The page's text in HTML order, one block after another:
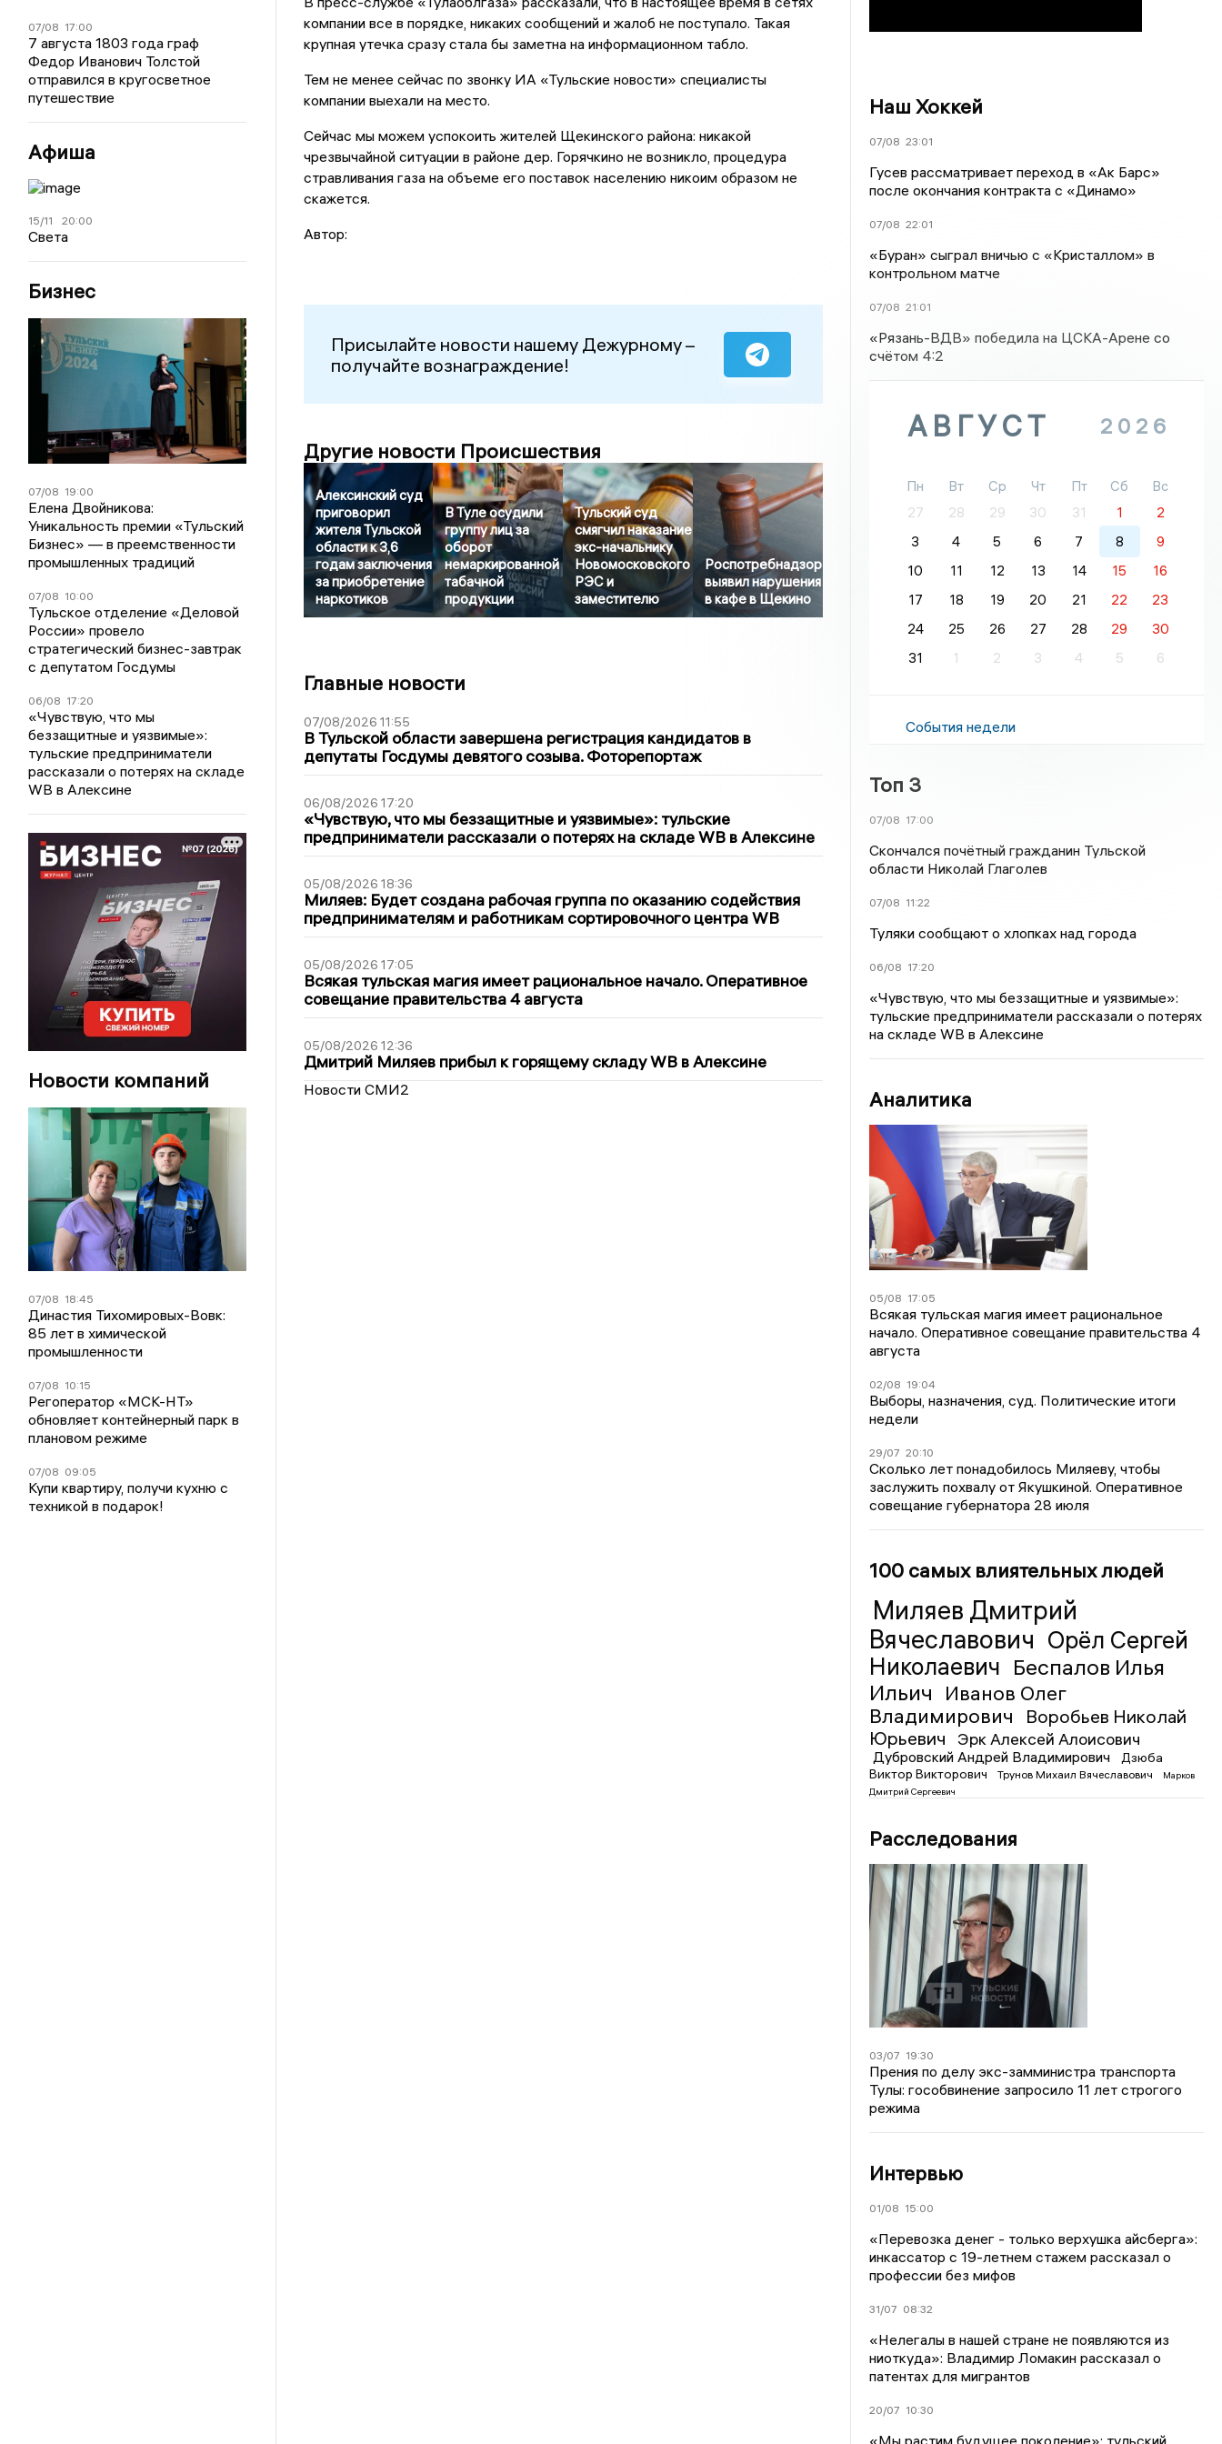
07/08 17:00
7 августа 1803 года граф
Федор Иванович Толстой
отправился в кругосветное
путешествие
Афиша
15/11 20:00
Света
Бизнес
07/08 19:00
Елена Двойникова:
Уникальность премии «Тульский
Бизнес» — в преемственности
промышленных традиций
07/08 10:00
Тульское отделение «Деловой
России» провело
стратегический бизнес-завтрак
с депутатом Госдумы
06/08 17:20
«Чувствую, что мы
беззащитные и уязвимые»:
тульские предприниматели
рассказали о потерях на складе
WB в Алексине
Новости компаний
07/08 18:45
Династия Тихомировых-Вовк:
85 лет в химической
промышленности
07/08 10:15
Регоператор «МСК-НТ»
обновляет контейнерный парк в
плановом режиме
07/08 09:05
Купи квартиру, получи кухню с
техникой в подарок!
компании все в порядке, никаких сообщений и жалоб не поступало. Такая
крупная утечка сразу стала бы заметна на информационном табло.
Тем не менее сейчас по звонку ИА «Тульские новости» специалисты
компании выехали на место.
Сейчас мы можем успокоить жителей Щекинского района: никакой
чрезвычайной ситуации в районе дер. Горячкино не возникло, процедура
стравливания газа на объеме его поставок населению никоим образом не
скажется.
Автор:
Присылайте новости нашему Дежурному –
получайте вознаграждение!
Другие новости Происшествия
Алексинский суд
приговорил
жителя Тульской
области к 3,6
годам заключения
за приобретение
наркотиков
В Туле осудили
группу лиц за
оборот
немаркированной
табачной
продукции
Тульский суд
смягчил наказание
экс-начальнику
Новомосковского
РЭС и
заместителю
Роспотребнадзор
выявил нарушения
в кафе в Щекино
Главные новости
07/08/2026 11:55
В Тульской области завершена регистрация кандидатов в
депутаты Госдумы девятого созыва. Фоторепортаж
06/08/2026 17:20
«Чувствую, что мы беззащитные и уязвимые»: тульские
предприниматели рассказали о потерях на складе WB в Алексине
05/08/2026 18:36
Миляев: Будет создана рабочая группа по оказанию содействия
предпринимателям и работникам сортировочного центра WB
05/08/2026 17:05
Всякая тульская магия имеет рациональное начало. Оперативное
совещание правительства 4 августа
05/08/2026 12:36
Дмитрий Миляев прибыл к горящему складу WB в Алексине
Новости СМИ2
Наш Хоккей
07/08 23:01
Гусев рассматривает переход в «Ак Барс»
после окончания контракта с «Динамо»
07/08 22:01
«Буран» сыграл вничью с «Кристаллом» в
контрольном матче
07/08 21:01
«Рязань-ВДВ» победила на ЦСКА-Арене со
счётом 4:2
АВГУСТ 2026
Пн Вт Ср Чт Пт Сб
Вс
27
28 29 30 31 1
2
3
4 5 6 7 8
9
10
11 12 13 14 15
16
17
18 19 20 21 22
23
24
25 26 27 28 29
30
31
1 2 3 4 5 6
События недели
Топ 3
07/08 17:00
Скончался почётный гражданин Тульской
области Николай Глаголев
07/08 11:22
Туляки сообщают о хлопках над города
06/08 17:20
«Чувствую, что мы беззащитные и уязвимые»:
тульские предприниматели рассказали о потерях
на складе WB в Алексине
Аналитика
05/08 17:05
Всякая тульская магия имеет рациональное
начало. Оперативное совещание правительства 4
августа
02/08 19:04
Выборы, назначения, суд. Политические итоги
недели
29/07 20:10
Сколько лет понадобилось Миляеву, чтобы
заслужить похвалу от Якушкиной. Оперативное
совещание губернатора 28 июля
100 самых влиятельных людей
Миляев Дмитрий
Вячеславович Орёл Сергей
Николаевич Беспалов Илья
Ильич
Иванов Олег
Владимирович
Воробьев Николай
Юрьевич
Эрк Алексей Алоисович
Дубровский Андрей Владимирович
Дзюба
Виктор Викторович
Трунов Михаил Вячеславович
Марков
Дмитрий Сергеевич
Расследования
03/07 19:30
Прения по делу экс-замминистра транспорта
Тулы: гособвинение запросило 11 лет строгого
режима
Интервью
01/08 15:00
«Перевозка денег - только верхушка айсберга»:
инкассатор с 19-летнем стажем рассказал о
профессии без мифов
31/07 08:32
«Нелегалы в нашей стране не появляются из
ниоткуда»: Владимир Ломакин рассказал о
патентах для мигрантов
20/07 10:30
«Мы растим будущее поколение»: тульский